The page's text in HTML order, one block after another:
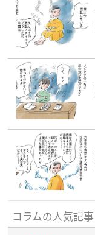
コラムの人気記事